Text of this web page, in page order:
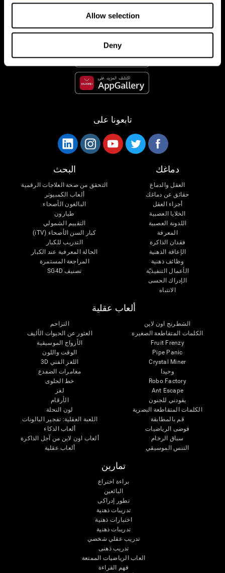
Allow selection
Deny
تطبيق CogniFit
تابعونا على
دماغك
العقل والدماغ
حقائق عن دماغك
أجزاء العقل
الخلايا العصبية
اللدونة العصبية
المعرفة
فقدان الذاكرة
الإعاقة الذهنية
وظائف ذهنية
الأعمال التنفيذيّة
الإدراك الحسى
الانتباه
البحث
التحقق من صحة العلاجات الرقمية
ألعاب الكمبيوتر
البالغون الأصحاء
طيارون
التقييم الشمولي
كبار السن الأصحاء (iTV)
التدريب للكبار
الحالة المعرفية عند الكبار
المراجعة المستمرة
تصنيف SG4D
ألعاب عقلية
الشطرنج اون لاين
الكلمات المتقاطعة الصغيرة
Fruit Frenzy
Pipe Panic
Crystal Miner
وحيدا
Robo Factory
Ant Escape
يقودني للجنون
الكلمات المتقاطعة البصرية
قم بالمطابقة
فوضى الرياضيات
سباق الرخام
التنس الموسيقي
التزاحم
العثور عن الحيوات الأليف
الأزواج الموسيقية
الوقت واللون
اللغز الفني 3D
مغامرات الضفدع
خط الحلوى
لغز
الأرقام
لون النحلة
اللعبة العقلية: تفجير البالونات
ألعاب الذكاء
ألعاب اون لاين من آجل الذاكرة
ألعاب عقلية
تمارين
براءة اختراع
البائعين
تطور إدراكى
تدريبات ذهنية
اختبارات ذهنية
تدريبات ذهنية
تدريب عقلي شخصي
تدريب ذهنى
العاب الرياضيات الممتعة
فهم القراءة